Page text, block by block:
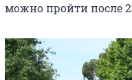
можно пройти после